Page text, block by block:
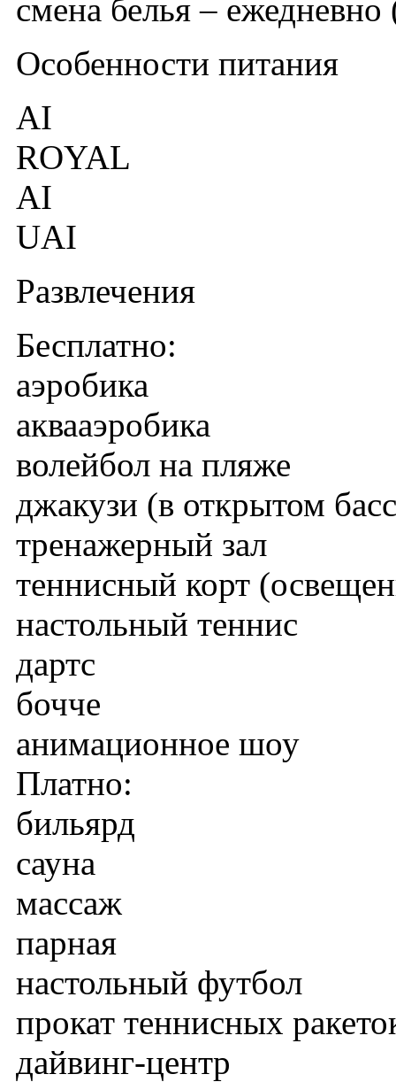
смена белья – ежедневно
Особенности питания
AI
ROYAL
AI
UAI
Развлечения
Бесплатно:
аэробика
аквааэробика
волейбол на пляже
джакузи (в открытом
тренажерный зал
теннисный корт
настольный теннис
дартс
бочче
анимационное шоу
Платно:
бильярд
сауна
массаж
парная
настольный футбол
прокат теннисных
дайвинг-центр